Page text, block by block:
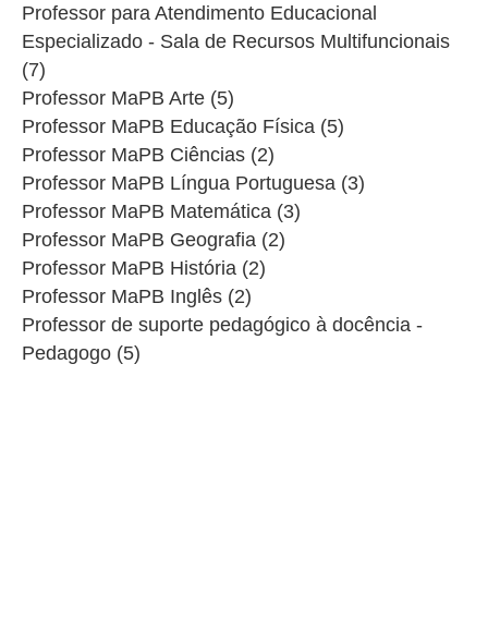
Professor para Atendimento Educacional
Especializado - Sala de Recursos Multifuncionais
(7)
Professor MaPB Arte (5)
Professor MaPB Educação Física (5)
Professor MaPB Ciências (2)
Professor MaPB Língua Portuguesa (3)
Professor MaPB Matemática (3)
Professor MaPB Geografia (2)
Professor MaPB História (2)
Professor MaPB Inglês (2)
Professor de suporte pedagógico à docência -
Pedagogo (5)